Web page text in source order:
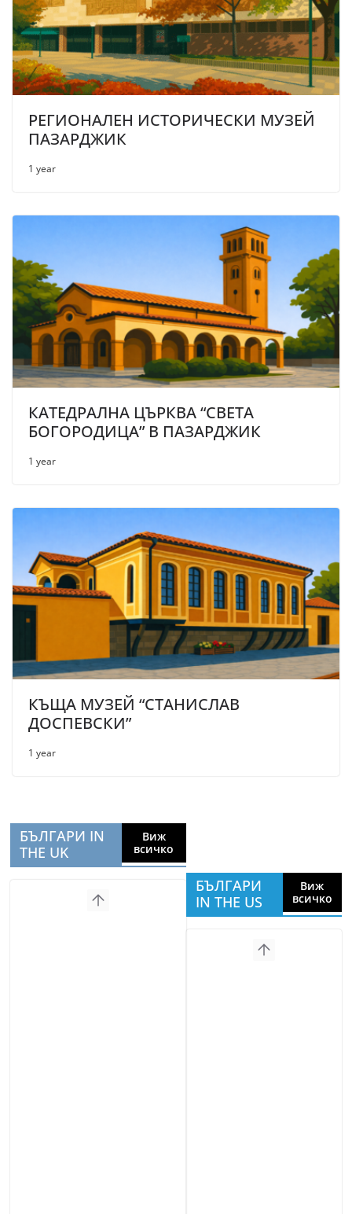
РЕГИОНАЛЕН ИСТОРИЧЕСКИ МУЗЕЙ
ПАЗАРДЖИК
1 year
КАТЕДРАЛНА ЦЪРКВА “СВЕТА
БОГОРОДИЦА” В ПАЗАРДЖИК
1 year
КЪЩА МУЗЕЙ “СТАНИСЛАВ
ДОСПЕВСКИ”
1 year
БЪЛГАРИ IN
THE UK
Виж
всичко
БЪЛГАРИ
IN THE US
Виж
всичко